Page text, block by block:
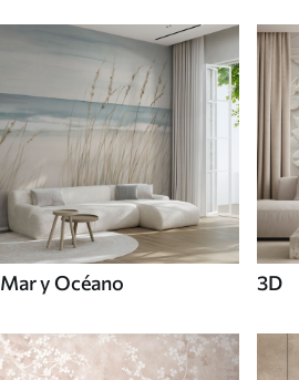
Mar y Océano 3D